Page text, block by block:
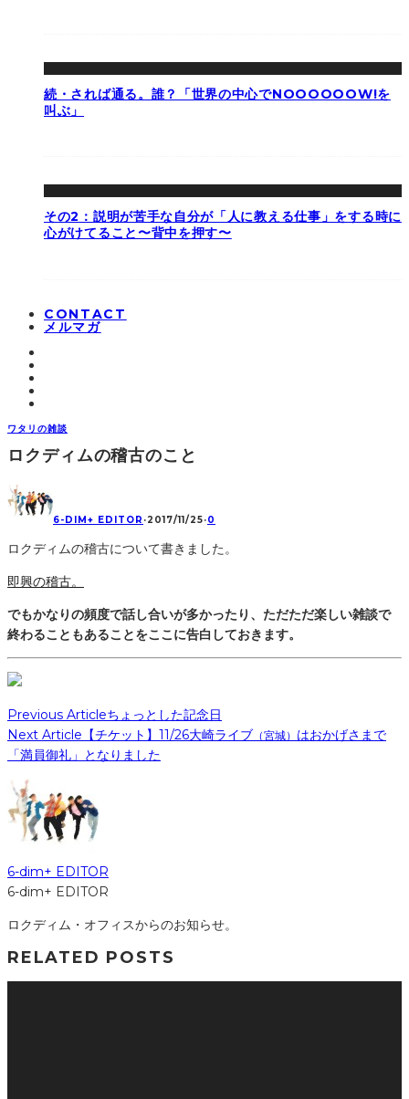
続・されば通る。誰？「世界の中心でNOOOOOOW!を
叫ぶ」
その2：説明が苦手な自分が「人に教える仕事」をする時に
心がけてること〜背中を押す〜
CONTACT
メルマガ
ワタリの雑談
ロクディムの稽古のこと
6-DIM+ EDITOR ·2017/11/25·0
ロクディムの稽古について書きました。
即興の稽古。
でもかなりの頻度で話し合いが多かったり、ただただ楽しい雑談で
終わることもあることをここに告白しておきます。
Previous Articleちょっとした記念日
Next Article 【チケット】11/26大崎ライブ （宮城） はおかげさまで
「満員御礼」となりました
6-dim+ EDITOR
6-dim+ EDITOR
ロクディム・オフィスからのお知らせ。
RELATED POSTS